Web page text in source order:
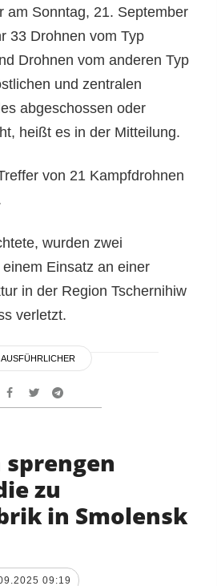
am Sonntag, 21. September
33 Drohnen vom Typ
Drohnen vom anderen Typ
und zentralen
abgeschossen oder
heißt es in der Mitteilung.
von 21 Kampfdrohnen
wurden zwei
Einsatz an einer
in der Region Tschernihiw
verletzt.
AUSFÜHRLICHER
zu
in Smolensk
09:19